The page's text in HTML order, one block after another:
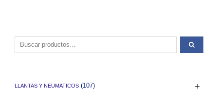
Buscar por:
LLANTAS Y NEUMATICOS (107)